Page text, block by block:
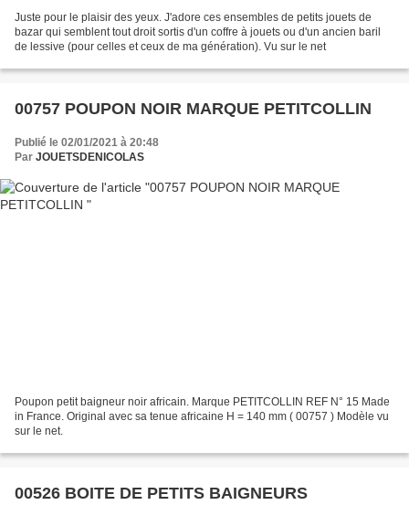
Juste pour le plaisir des yeux. J'adore ces ensembles de petits jouets de
bazar qui semblent tout droit sortis d'un coffre à jouets ou d'un ancien baril
de lessive (pour celles et ceux de ma génération). Vu sur le net
00757 POUPON NOIR MARQUE PETITCOLLIN
Publié le 02/01/2021 à 20:48
Par JOUETSDENICOLAS
Poupon petit baigneur noir africain. Marque PETITCOLLIN REF N° 15 Made
in France. Original avec sa tenue africaine H = 140 mm ( 00757 ) Modèle vu
sur le net.
00526 BOITE DE PETITS BAIGNEURS